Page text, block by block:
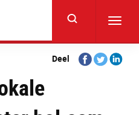
Deel
Share
on
Share
on
Share